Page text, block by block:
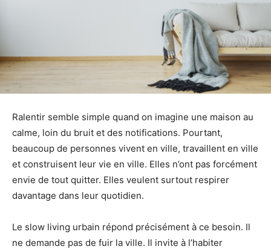
Ralentir semble simple quand on imagine une maison au
calme, loin du bruit et des notifications. Pourtant,
beaucoup de personnes vivent en ville, travaillent en ville
et construisent leur vie en ville. Elles n’ont pas forcément
envie de tout quitter. Elles veulent surtout respirer
davantage dans leur quotidien.
Le slow living urbain répond précisément à ce besoin. Il
ne demande pas de fuir la ville. Il invite à l’habiter